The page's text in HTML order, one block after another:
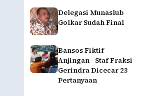
Delegasi Munaslub
Golkar Sudah Final
Bansos Fiktif
Anjingan - Staf Fraksi
Gerindra Dicecar 23
Pertanyaan